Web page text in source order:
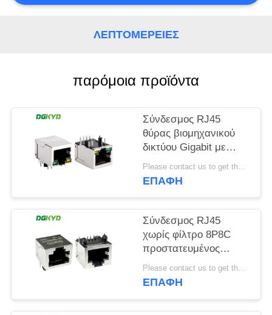
ΈΝΑ
ΑΠΌΣΠΑΣΜΑ
ΠΟΛΙΤΙΚΉ
ΛΕΠΤΟΜΈΡΕΙΕΣ
παρόμοια προϊόντα
Σύνδεσμος RJ45
θύρας βιομηχανικού
δικτύου Gigabit με
προστατευτική ζώνη
φωτός TAB DOWN
Please contact us to get the latest price. MOQ:1 Τεμάχιο
ΕΠΑΦΉ
Σύνδεσμος RJ45
χωρίς φίλτρο 8P8C
προστατευμένος
σύνδεσμος
DGKYD561188GWA1DY128
Please contact us to get the latest price. MOQ:1 Τεμάχιο
ΕΠΑΦΉ